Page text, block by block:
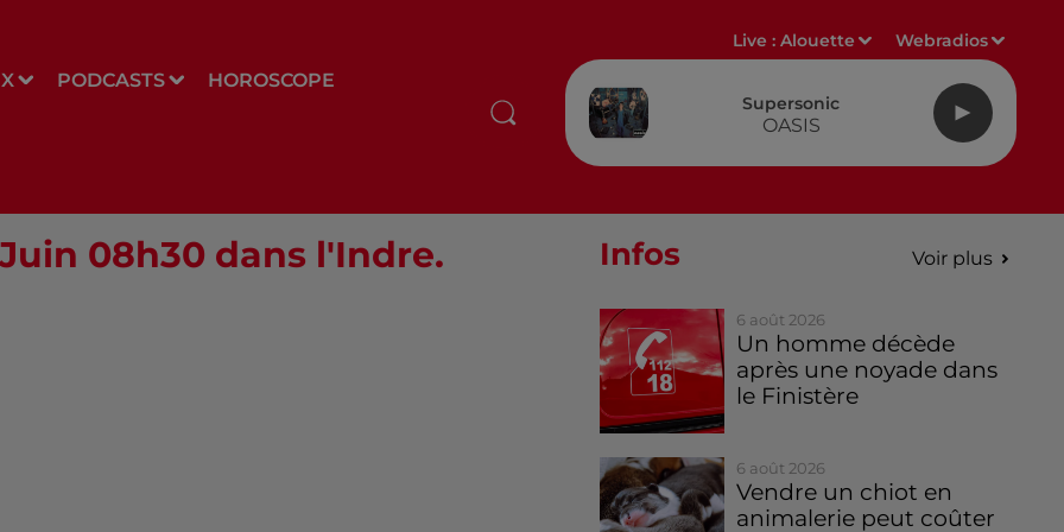
PODCASTS HOROSCOPE
Live :Alouette Webradios
Supersonic
OASIS
08h30 dans l'Indre. Infos Voir plus
6 août 2026
Un homme décède
après une noyade dans
le Finistère
6 août 2026
Vendre un chiot en
animalerie peut coûter